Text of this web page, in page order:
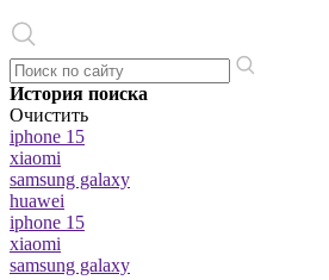
История поиска
Очистить
iphone 15
xiaomi
samsung galaxy
huawei
iphone 15
xiaomi
samsung galaxy